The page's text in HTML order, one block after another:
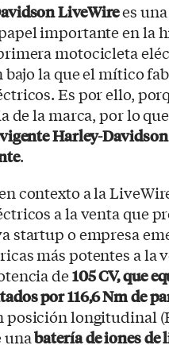
LiveWirees una
importante en la
motocicleta
bajo la que el mítico
Es por ello,
de la marca, por lo
Harley-
.
contexto a la
a la venta que
startup o empresa
más potentes a la
de105 CV, que
por 116,6 Nm de
posición longitudinal
unabatería de iones de